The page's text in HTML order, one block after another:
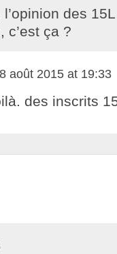
des
c’est ça ?
8 août 2015 at 19:33
des inscrits